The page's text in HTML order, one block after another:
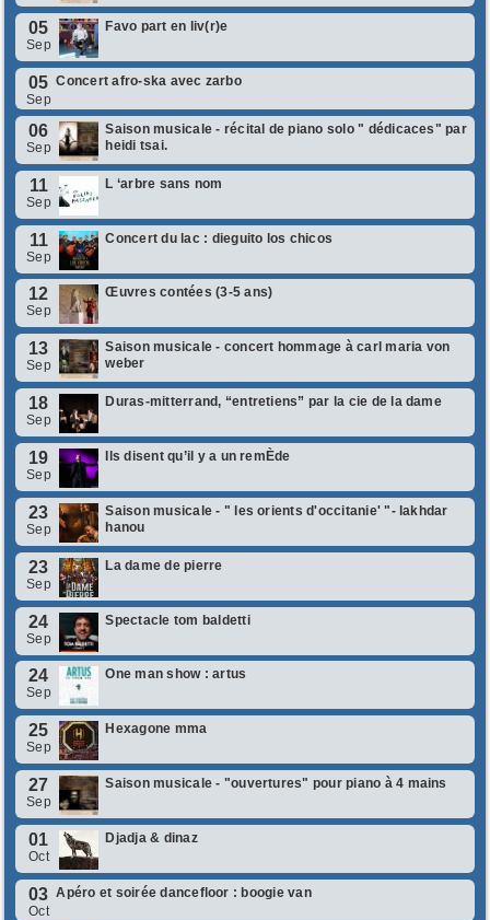
05
Sep
Favo part en liv(r)e
05
Sep
Concert afro-ska avec zarbo
06
Sep
Saison musicale - récital de piano solo " dédicaces" par
heidi tsai.
11
Sep
L ‘arbre sans nom
11
Sep
Concert du lac : dieguito los chicos
12
Sep
Œuvres contées (3-5 ans)
13
Sep
Saison musicale - concert hommage à carl maria von
weber
18
Sep
Duras-mitterrand, “entretiens” par la cie de la dame
19
Sep
Ils disent qu’il y a un remÈde
23
Sep
Saison musicale - " les orients d'occitanie' "- lakhdar
hanou
23
Sep
La dame de pierre
24
Sep
Spectacle tom baldetti
24
Sep
One man show : artus
25
Sep
Hexagone mma
27
Sep
Saison musicale - "ouvertures" pour piano à 4 mains
01
Oct
Djadja & dinaz
03
Oct
Apéro et soirée dancefloor : boogie van